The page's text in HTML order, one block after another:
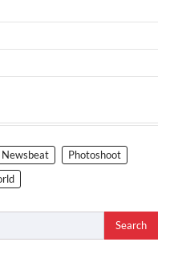
Newsbeat
Photoshoot